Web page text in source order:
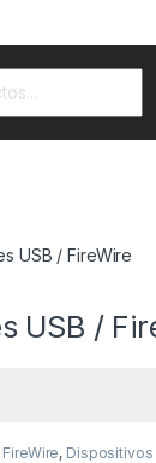
USB / FireWire
USB /
, Dispositivos